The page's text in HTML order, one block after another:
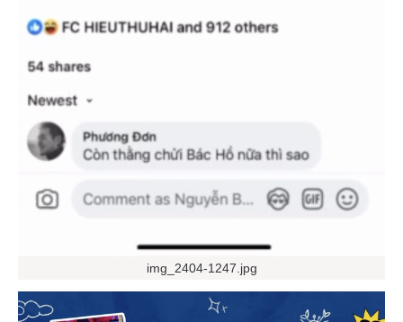
img_2404-1247.jpg